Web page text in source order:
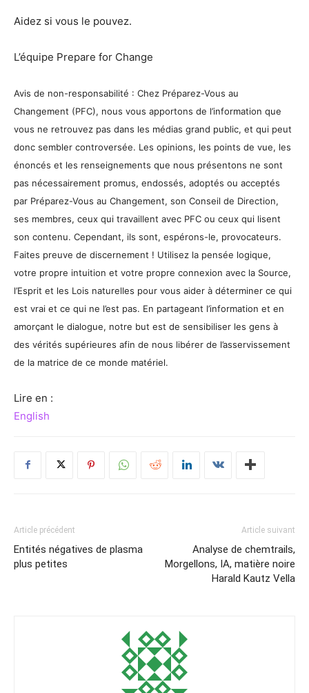
Aidez si vous le pouvez.
L’équipe Prepare for Change
Avis de non-responsabilité : Chez Préparez-Vous au
Changement (PFC), nous vous apportons de l’information que
vous ne retrouvez pas dans les médias grand public, et qui peut
donc sembler controversée. Les opinions, les points de vue, les
énoncés et les renseignements que nous présentons ne sont
pas nécessairement promus, endossés, adoptés ou acceptés
par Préparez-Vous au Changement, son Conseil de Direction,
ses membres, ceux qui travaillent avec PFC ou ceux qui lisent
son contenu. Cependant, ils sont, espérons-le, provocateurs.
Faites preuve de discernement ! Utilisez la pensée logique,
votre propre intuition et votre propre connexion avec la Source,
l’Esprit et les Lois naturelles pour vous aider à déterminer ce qui
est vrai et ce qui ne l’est pas. En partageant l’information et en
amorçant le dialogue, notre but est de sensibiliser les gens à
des vérités supérieures afin de nous libérer de l’asservissement
de la matrice de ce monde matériel.
Lire en :
English
Article précédent
Entités négatives de plasma
plus petites
Article suivant
Analyse de chemtrails,
Morgellons, IA, matière noire
Harald Kautz Vella